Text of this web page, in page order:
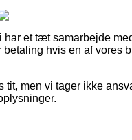
et tæt samarbejde
hvis en af vores
men vi tager ikke